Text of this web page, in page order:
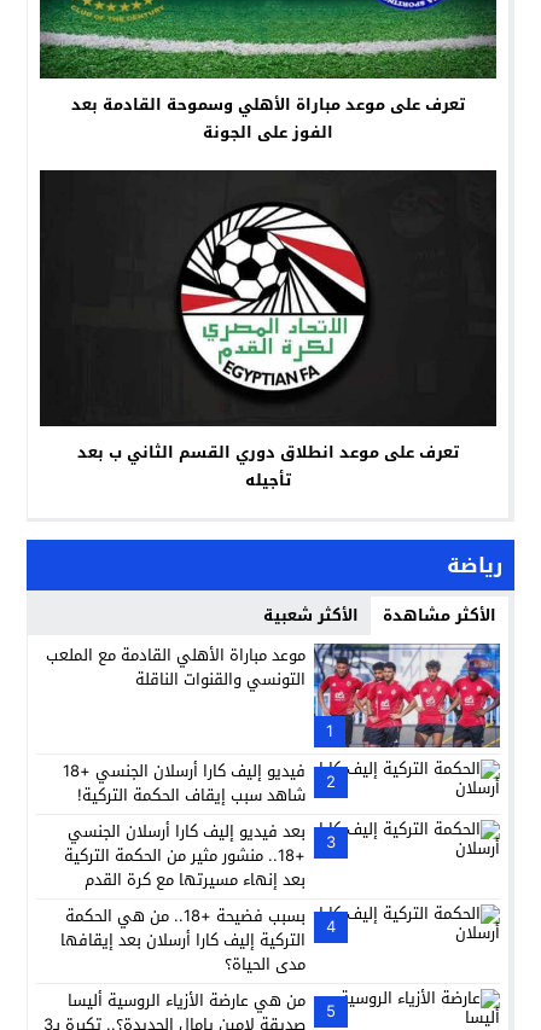
تعرف على موعد مباراة الأهلي وسموحة القادمة بعد
الفوز على الجونة
تعرف على موعد انطلاق دوري القسم الثاني ب بعد
تأجيله
رياضة
الأكثر مشاهدة الأكثر شعبية
1
موعد مباراة الأهلي القادمة مع الملعب
التونسي والقنوات الناقلة
2
فيديو إليف كارا أرسلان الجنسي +18
شاهد سبب إيقاف الحكمة التركية!
3
بعد فيديو إليف كارا أرسلان الجنسي
+18.. منشور مثير من الحكمة التركية
بعد إنهاء مسيرتها مع كرة القدم
4
بسبب فضيحة +18.. من هي الحكمة
التركية إليف كارا أرسلان بعد إيقافها
مدى الحياة؟
5
من هي عارضة الأزياء الروسية أليسا